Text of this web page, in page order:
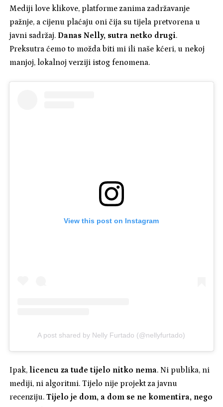
Mediji love klikove, platforme zanima zadržavanje
pažnje, a cijenu plaćaju oni čija su tijela pretvorena u
javni sadržaj. Danas Nelly, sutra netko drugi.
Preksutra ćemo to možda biti mi ili naše kćeri, u nekoj
manjoj, lokalnoj verziji istog fenomena.
View this post on Instagram
A post shared by Nelly Furtado (@nellyfurtado)
Ipak, licencu za tuđe tijelo nitko nema. Ni publika, ni
mediji, ni algoritmi. Tijelo nije projekt za javnu
recenziju.Tijelo je dom, a dom se ne komentira, nego